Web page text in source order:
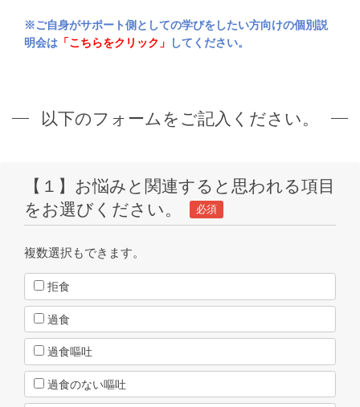
※ご自身がサポート側としての学びをしたい方向けの個別説
明会は 「こちらをクリック」 してください。
以下のフォームをご記入ください。
【１】お悩みと関連すると思われる項目
をお選びください。
必須
複数選択もできます。
拒食
過食
過食嘔吐
過食のない嘔吐